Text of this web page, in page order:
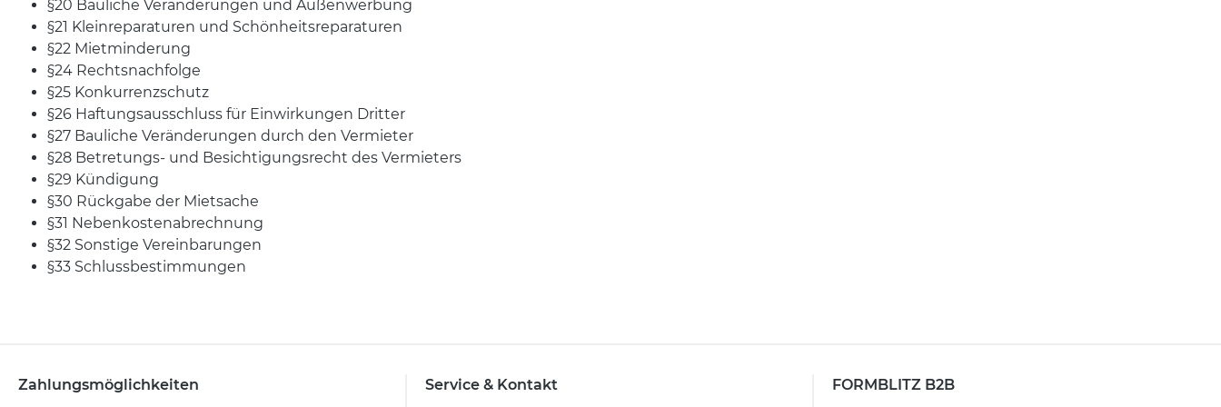
§20 Bauliche Veränderungen und Außenwerbung
§21 Kleinreparaturen und Schönheitsreparaturen
§22 Mietminderung
§24 Rechtsnachfolge
§25 Konkurrenzschutz
§26 Haftungsausschluss für Einwirkungen Dritter
§27 Bauliche Veränderungen durch den Vermieter
§28 Betretungs- und Besichtigungsrecht des Vermieters
§29 Kündigung
§30 Rückgabe der Mietsache
§31 Nebenkostenabrechnung
§32 Sonstige Vereinbarungen
§33 Schlussbestimmungen
Zahlungsmöglichkeiten
Service & Kontakt
FORMBLITZ B2B